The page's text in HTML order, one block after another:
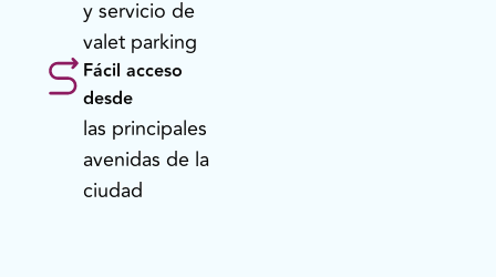
y servicio de
valet parking
Fácil acceso
desde
las principales
avenidas de la
ciudad